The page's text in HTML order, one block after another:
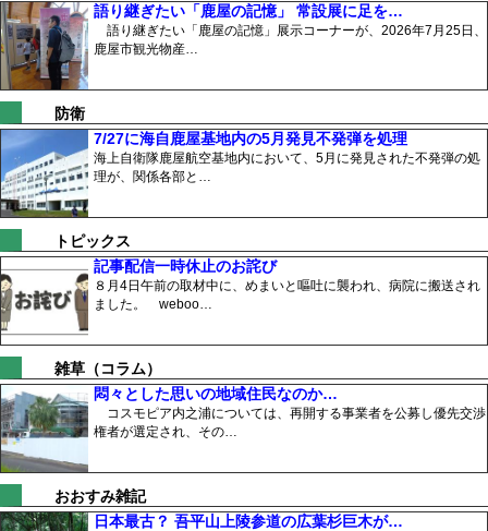
語り継ぎたい「鹿屋の記憶」 常設展に足を…
語り継ぎたい「鹿屋の記憶」展示コーナーが、2026年7月25日、
鹿屋市観光物産…
防衛
7/27に海自鹿屋基地内の5月発見不発弾を処理
海上自衛隊鹿屋航空基地内において、5月に発見された不発弾の処
理が、関係各部と…
トピックス
記事配信一時休止のお詫び
８月4日午前の取材中に、めまいと嘔吐に襲われ、病院に搬送され
ました。 weboo…
雑草（コラム）
悶々とした思いの地域住民なのか…
コスモピア内之浦については、再開する事業者を公募し優先交渉
権者が選定され、その…
おおすみ雑記
日本最古？ 吾平山上陵参道の広葉杉巨木が…